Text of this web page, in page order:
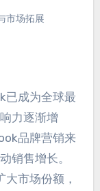
市场拓展
力逐渐增
品牌营销来
销售增长。
市场份额，